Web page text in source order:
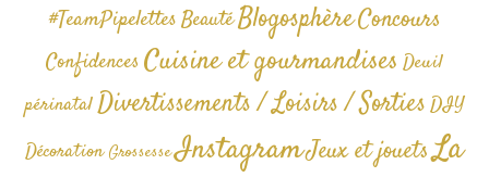
#TeamPipelettesBeautéBlogosphèreConcours
Confidences Cuisine et gourmandises Deuil
périnatalDivertissements / Loisirs / SortiesDIY
Décoration GrossesseInstagramJeux et jouetsLa